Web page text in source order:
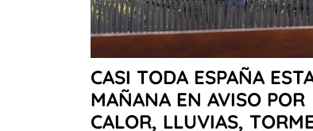
CASI TODA ESPAÑA
MAÑANA EN AVISO POR
CALOR, LLUVIAS,